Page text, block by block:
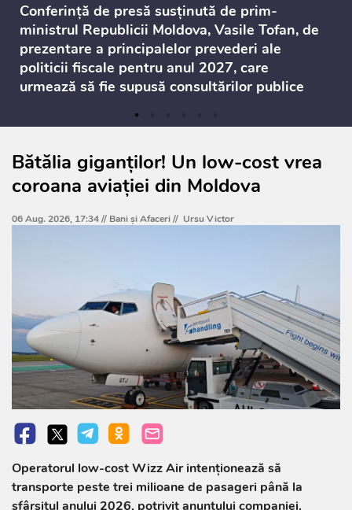
Conferință de presă susținută de prim-
ministrul Republicii Moldova, Vasile Tofan, de
prezentare a principalelor prevederi ale
politicii fiscale pentru anul 2027, care
urmează să fie supusă consultărilor publice
Bătălia giganților! Un low-cost vrea
coroana aviației din Moldova
06 Aug. 2026, 17:34 // Bani și Afaceri// Ursu Victor
Operatorul low-cost Wizz Air intenționează să
transporte peste trei milioane de pasageri până la
sfârșitul anului 2026, potrivit anunțului companiei.